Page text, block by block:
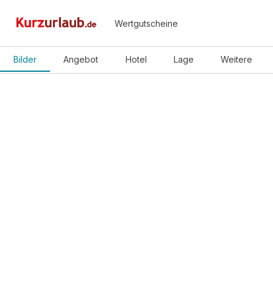
Wertgutscheine
Bilder Angebot Hotel Lage Weitere